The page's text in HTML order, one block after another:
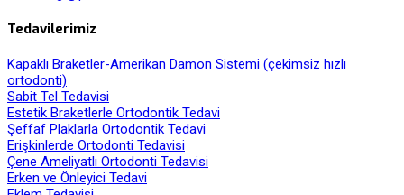
Tedavilerimiz
Kapaklı Braketler-Amerikan Damon Sistemi (çekimsiz hızlı
ortodonti)
Sabit Tel Tedavisi
Estetik Braketlerle Ortodontik Tedavi
Şeffaf Plaklarla Ortodontik Tedavi
Erişkinlerde Ortodonti Tedavisi
Çene Ameliyatlı Ortodonti Tedavisi
Erken ve Önleyici Tedavi